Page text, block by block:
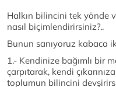
Halkın bilincini tek yönde
nasıl biçimlendirirsiniz?..
Bunun sanıyoruz kabaca
1.- Kendinize bağımlı bir
çarpıtarak, kendi
toplumun bilincini